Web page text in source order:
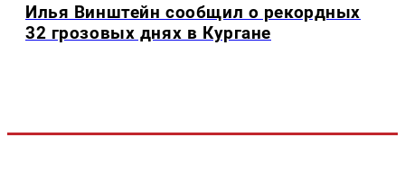
Илья Винштейн сообщил о рекордных
32 грозовых днях в Кургане